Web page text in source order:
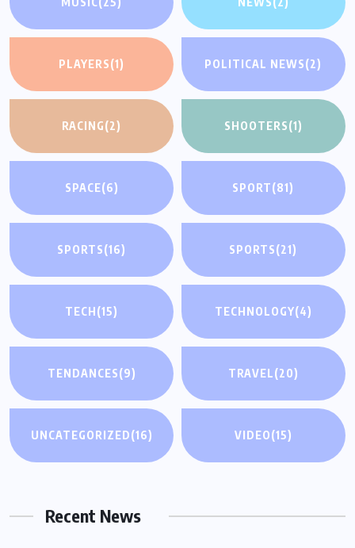
PLAYERS(1) POLITICAL NEWS(2)
RACING(2) SHOOTERS(1)
SPACE(6) SPORT(81)
SPORTS(16) SPORTS(21)
TECH(15) TECHNOLOGY(4)
TENDANCES(9) TRAVEL(20)
UNCATEGORIZED(16) VIDEO(15)
Recent News